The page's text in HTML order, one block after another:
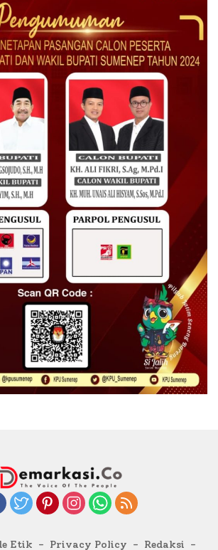
Etik Privacy Policy Redaksi